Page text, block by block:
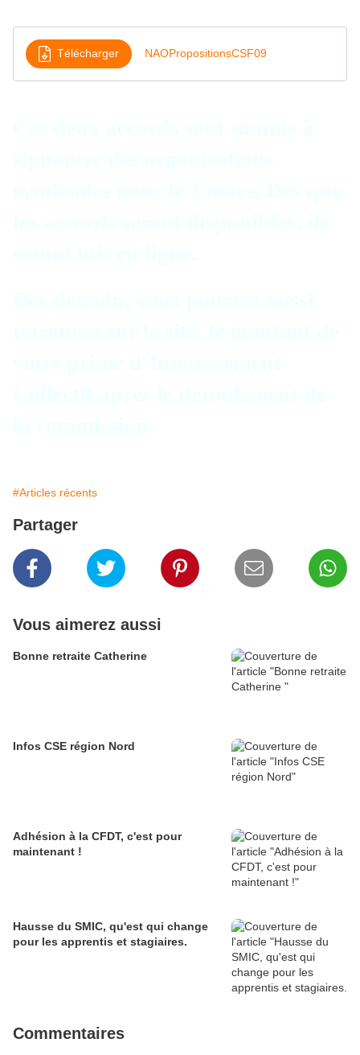
Télécharger NAOPropositionsCSF09
#Articles récents
Partager
Vous aimerez aussi
Bonne retraite Catherine
Infos CSE région Nord
Adhésion à la CFDT, c'est pour
maintenant !
Hausse du SMIC, qu'est qui change
pour les apprentis et stagiaires.
Commentaires